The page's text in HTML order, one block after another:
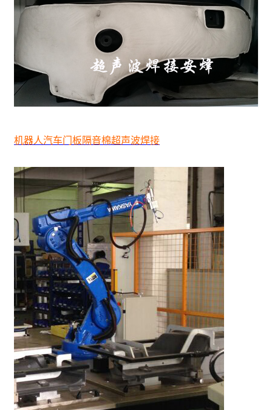
机器人汽车门板隔音棉超声波焊接